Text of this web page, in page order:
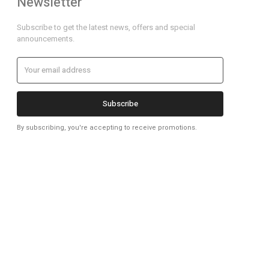
Subscribe to get the latest news, offers and special
announcements.
Subscribe
By subscribing, you're accepting to receive promotions.